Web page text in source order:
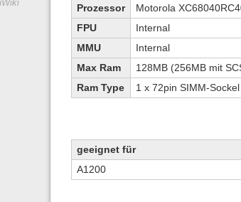
Prozessor
Motorola
FPU
Internal
MMU
Internal
Max Ram
128MB (256MB mit
Ram Type
1 x 72pin SIMM-
geeignet für
A1200